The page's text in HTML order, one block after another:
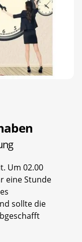
Um 02.00
eine Stunde
sollte die